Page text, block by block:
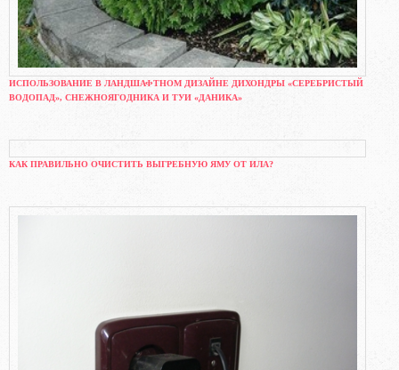
ИСПОЛЬЗОВАНИЕ В ЛАНДШАФТНОМ ДИЗАЙНЕ ДИХОНДРЫ «СЕРЕБРИСТЫЙ
ВОДОПАД», СНЕЖНОЯГОДНИКА И ТУИ «ДАНИКА»
КАК ПРАВИЛЬНО ОЧИСТИТЬ ВЫГРЕБНУЮ ЯМУ ОТ ИЛА?